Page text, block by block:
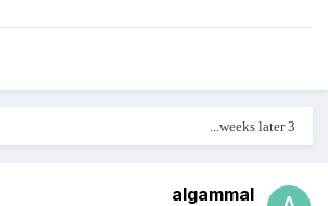
3 weeks later...
algammal